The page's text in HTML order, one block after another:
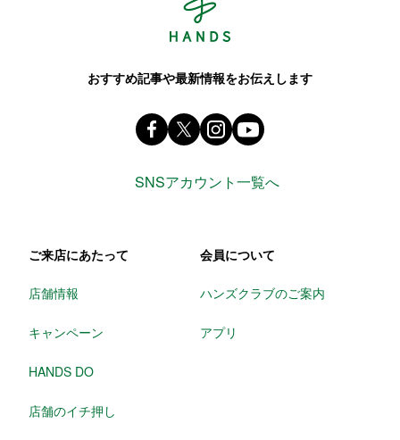
おすすめ記事や最新情報をお伝えします
Facebook ハンズ公式ファンページ
X(旧 twitter) @Hands_official_
instagram
SNSアカウント一覧へ
ご来店にあたって
店舗情報
キャンペーン
HANDS DO
店舗のイチ押し
会員について
ハンズクラブのご案内
アプリ